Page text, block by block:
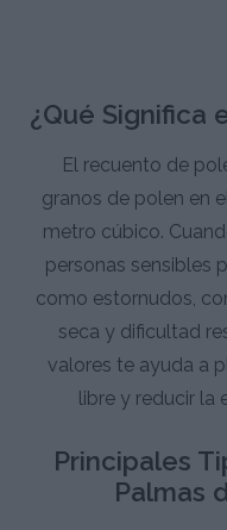
¿Qué Significa
El recuento de
granos de polen en
metro cúbico.
personas sensibles
como estornudos,
seca y dificultad
valores te ayuda a
libre y reducir la
Principales
Palmas